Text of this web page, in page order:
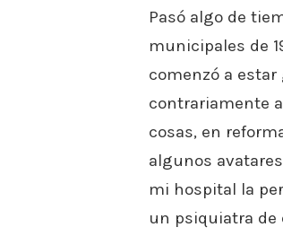
Pasó algo de
municipales de
comenzó a
contrariamente
cosas, en
algunos
mi hospital la
un psiquiatra de